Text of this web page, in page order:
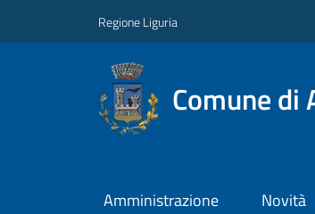
Regione Liguria
Comune di
Amministrazione Novità